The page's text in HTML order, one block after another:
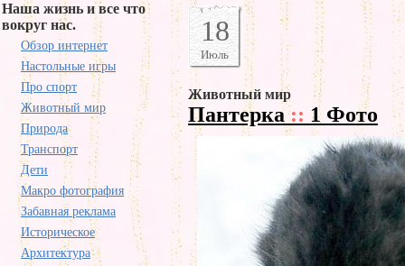
Наша жизнь и все что
вокруг нас.
Обзор интернет
Настольные игры
Про спорт
Животный мир
Природа
Транспорт
Дети
Макро фотография
Забавная реклама
Историческое
Архитектура
18
Июль
Животный мир
Пантерка:: 1 Фото